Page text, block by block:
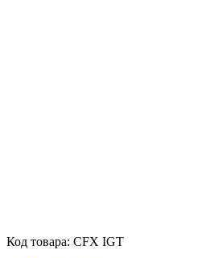
Код товара: CFX IGT